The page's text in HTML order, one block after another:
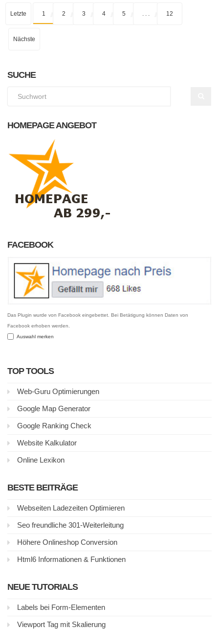
Letzte 1 2 3 4 5 12
Nächste
SUCHE
HOMEPAGE ANGEBOT
FACEBOOK
Das Plugin wurde von Facebook eingebettet. Bei Betätigung können Daten von
Facebook erhoben werden.
Auswahl merken
TOP TOOLS
Web-Guru Optimierungen
Google Map Generator
Google Ranking Check
Website Kalkulator
Online Lexikon
BESTE BEITRÄGE
Webseiten Ladezeiten Optimieren
Seo freundliche 301-Weiterleitung
Höhere Onlineshop Conversion
Html6 Informationen & Funktionen
NEUE TUTORIALS
Labels bei Form-Elementen
Viewport Tag mit Skalierung